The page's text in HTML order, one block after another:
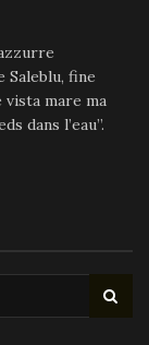
Saleblu, fine
mare ma
dans l’eau”.